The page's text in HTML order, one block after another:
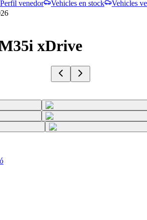
Perfil venedor Vehicles en stock
Vehicles
xDrive